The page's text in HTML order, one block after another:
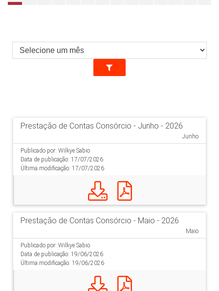
SERVIDORES
COMPLIANCE
Prestação de Contas Consórcio - Junho - 2026
Junho
Publicado por: Wilkye Sabio
Data de publicação: 17/07/2026
Última modificação: 17/07/2026
Prestação de Contas Consórcio - Maio - 2026
Maio
Publicado por: Wilkye Sabio
Data de publicação: 19/06/2026
Última modificação: 19/06/2026